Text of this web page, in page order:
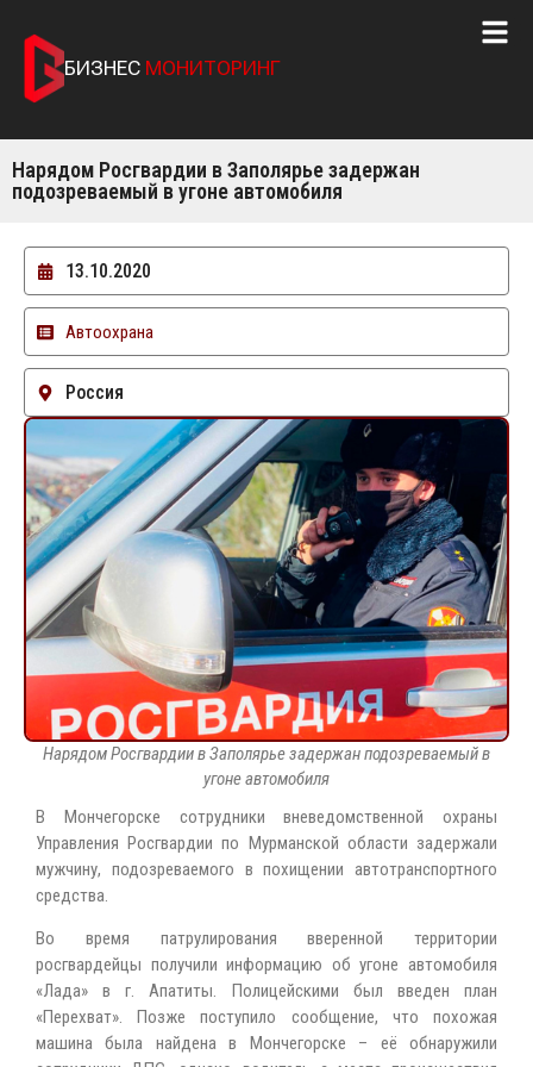
БИЗНЕС МОНИТОРИНГ
Нарядом Росгвардии в Заполярье задержан
подозреваемый в угоне автомобиля
13.10.2020
Автоохрана
Россия
Нарядом Росгвардии в Заполярье задержан подозреваемый в
угоне автомобиля
В Мончегорске сотрудники вневедомственной охраны
Управления Росгвардии по Мурманской области задержали
мужчину, подозреваемого в похищении автотранспортного
средства.
Во время патрулирования вверенной территории
росгвардейцы получили информацию об угоне автомобиля
«Лада» в г. Апатиты. Полицейскими был введен план
«Перехват». Позже поступило сообщение, что похожая
машина была найдена в Мончегорске – её обнаружили